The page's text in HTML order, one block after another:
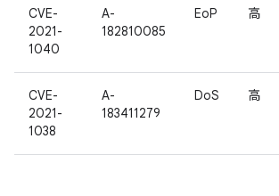
CVE-
2021-
1040
A-
182810085
EoP 高
CVE-
2021-
1038
A-
183411279
DoS 高